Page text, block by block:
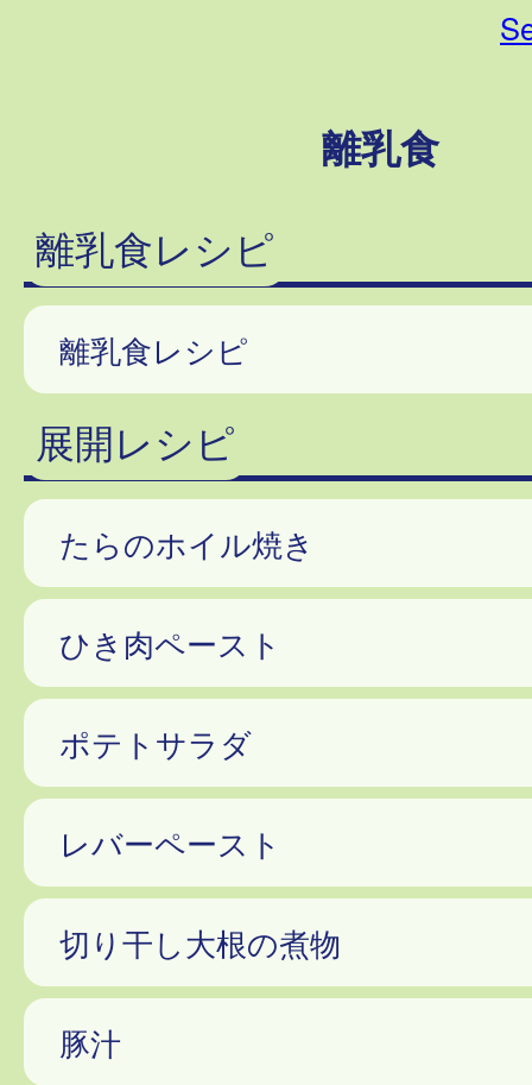
離乳食
離乳食レシピ
離乳食レシピ
展開レシピ
たらのホイル焼き
ひき肉ペースト
ポテトサラダ
レバーペースト
切り干し大根の煮物
豚汁